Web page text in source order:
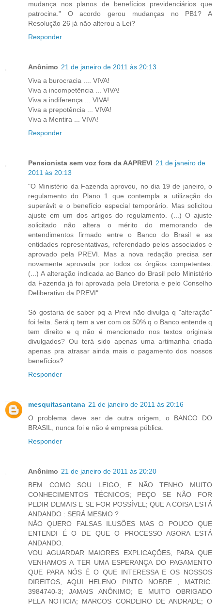
mudança nos planos de benefícios previdenciários que
patrocina." O acordo gerou mudanças no PB1? A
Resolução 26 já não alterou a Lei?
Responder
Anônimo 21 de janeiro de 2011 às 20:13
Viva a burocracia .... VIVA!
Viva a incompetência ... VIVA!
Viva a indiferença ... VIVA!
Viva a prepotência ... VIVA!
Viva a Mentira ... VIVA!
Responder
Pensionista sem voz fora da AAPREVI 21 de janeiro de
2011 às 20:13
"O Ministério da Fazenda aprovou, no dia 19 de janeiro, o
regulamento do Plano 1 que contempla a utilização do
superávit e o benefício especial temporário. Mas solicitou
ajuste em um dos artigos do regulamento. (...) O ajuste
solicitado não altera o mérito do memorando de
entendimentos firmado entre o Banco do Brasil e as
entidades representativas, referendado pelos associados e
aprovado pela PREVI. Mas a nova redação precisa ser
novamente aprovada por todos os órgãos competentes.
(...) A alteração indicada ao Banco do Brasil pelo Ministério
da Fazenda já foi aprovada pela Diretoria e pelo Conselho
Deliberativo da PREVI"
Só gostaria de saber pq a Previ não divulga q "alteração"
foi feita. Será q tem a ver com os 50% q o Banco entende q
tem direito e q não é mencionado nos textos originais
divulgados? Ou terá sido apenas uma artimanha criada
apenas pra atrasar ainda mais o pagamento dos nossos
benefícios?
Responder
mesquitasantana 21 de janeiro de 2011 às 20:16
O problema deve ser de outra origem, o BANCO DO
BRASIL, nunca foi e não é empresa pública.
Responder
Anônimo 21 de janeiro de 2011 às 20:20
BEM COMO SOU LEIGO; E NÃO TENHO MUITO
CONHECIMENTOS TÉCNICOS; PEÇO SE NÃO FOR
PEDIR DEMAIS E SE FOR POSSÍVEL; QUE A COISA ESTÁ
ANDANDO : SERÁ MESMO ?
NÃO QUERO FALSAS ILUSÕES MAS O POUCO QUE
ENTENDI É O DE QUE O PROCESSO AGORA ESTÁ
ANDANDO.
VOU AGUARDAR MAIORES EXPLICAÇÕES; PARA QUE
VENHAMOS A TER UMA ESPERANÇA DO PAGAMENTO
QUE PARA NÓS É O QUE INTERESSA E OS NOSSOS
DIREITOS; AQUI HELENO PINTO NOBRE ; MATRIC.
3984740-3; JAMAIS ANÔNIMO; E MUITO OBRIGADO
PELA NOTICIA; MARCOS CORDEIRO DE ANDRADE; O